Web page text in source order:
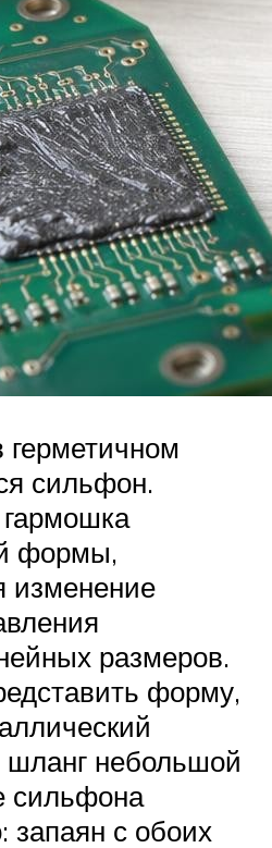
герметичном
сильфон.
формы,
изменение
размеров.
форму,
небольшой
сильфона
запаян с обоих